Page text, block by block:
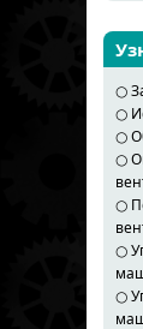
○
○
○
○
○
○
○